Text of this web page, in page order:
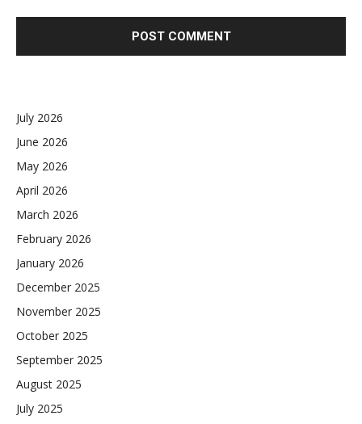
July 2026
June 2026
May 2026
April 2026
March 2026
February 2026
January 2026
December 2025
November 2025
October 2025
September 2025
August 2025
July 2025